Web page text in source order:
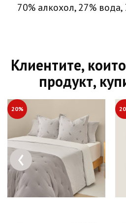
70% алкохол, 27%
Клиентите,
продукт,
20%
‹